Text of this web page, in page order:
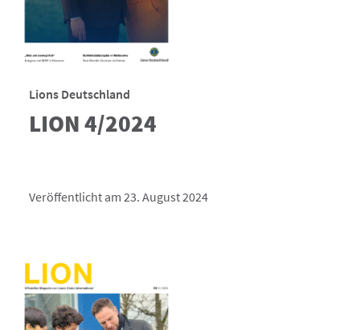
Lions Deutschland
LION 4/2024
Veröffentlicht am 23. August 2024